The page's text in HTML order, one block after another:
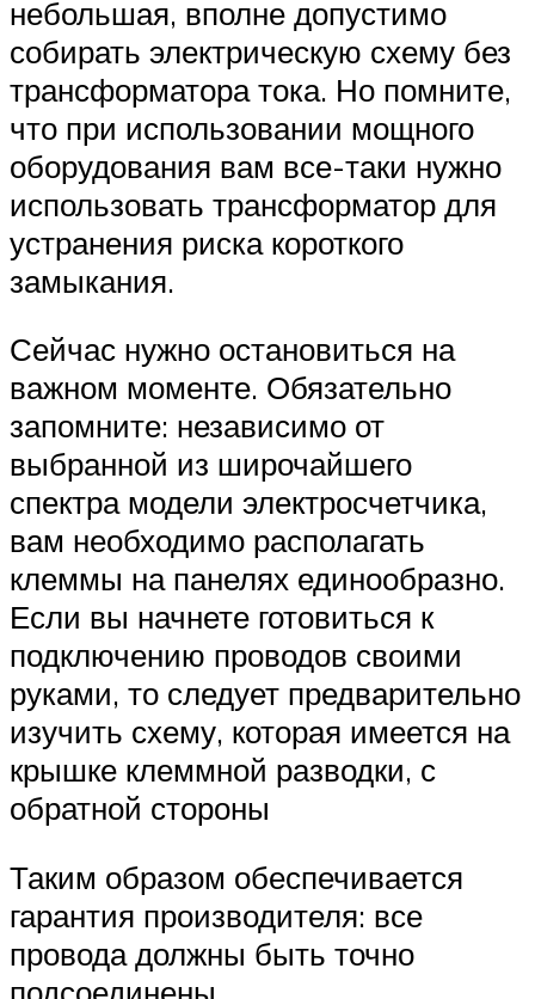
небольшая, вполне допустимо
собирать электрическую схему без
трансформатора тока. Но помните,
что при использовании мощного
оборудования вам все-таки нужно
использовать трансформатор для
устранения риска короткого
замыкания.
Сейчас нужно остановиться на
важном моменте. Обязательно
запомните: независимо от
выбранной из широчайшего
спектра модели электросчетчика,
вам необходимо располагать
клеммы на панелях единообразно.
Если вы начнете готовиться к
подключению проводов своими
руками, то следует предварительно
изучить схему, которая имеется на
крышке клеммной разводки, с
обратной стороны
Таким образом обеспечивается
гарантия производителя: все
провода должны быть точно